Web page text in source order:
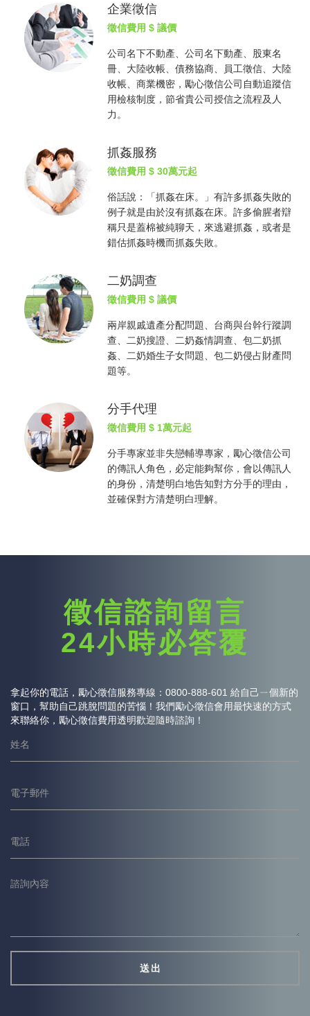
企業徵信
徵信費用 $ 議價
公司名下不動產、公司名下動產、股東名
冊、大陸收帳、債務協商、員工徵信、大陸
收帳、商業機密，勵心徵信公司 自動追蹤信
用檢核制度，節省貴公司授信之流程及人
力。
抓姦服務
徵信費用 $ 30萬元起
俗話說：「抓姦在床。」有許多抓姦失敗的
例子就是由於沒有抓姦在床。許多偷腥者辯
稱只是蓋棉被純聊天，來逃避抓姦 ，或者是
錯估抓姦時機而抓姦失敗。
二奶調查
徵信費用 $ 議價
兩岸親戚遺產分配問題、台商與台幹行蹤調
查、二奶搜證、二奶姦情調查、包二奶抓
姦、二奶婚生子女問題、包二奶侵占財產問
題等。
分手代理
徵信費用 $ 1萬元起
分手專家並非失戀輔導專家，勵心徵信公司
的傳訊人角色，必定能夠幫你，會以傳訊人
的身份，清楚明白地告知對方分手的理由，
並確保對方清楚明白理解。
徵信諮詢留言
24小時必答覆
拿起你的電話，勵心徵信服務專線：0800-888-601 給自己ㄧ個新的
窗口，幫助自己跳脫問題的苦惱！我們勵心徵信會用最快速的方式
來聯絡你，勵心徵信費用透明歡迎隨時諮詢！